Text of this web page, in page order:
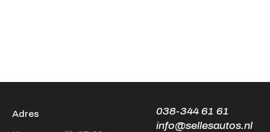
Adres
038-344 61 61
info@sellesautos.nl